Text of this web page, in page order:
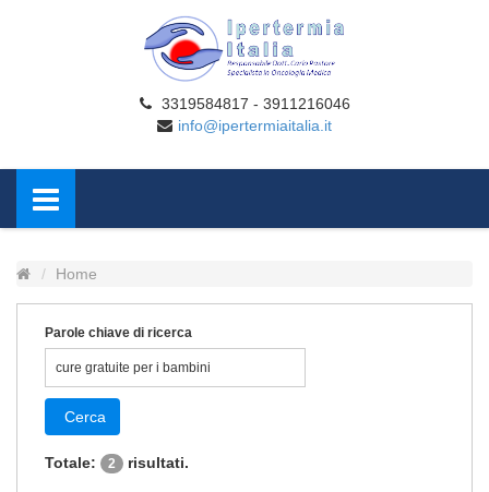
3319584817 - 3911216046
info@ipertermiaitalia.it
Home
Parole chiave di ricerca
Cerca
Totale: 2 risultati.